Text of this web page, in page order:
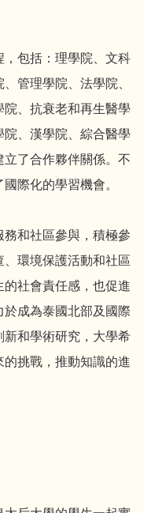
，包括：理學院、文科
管理學院、法學院、
、抗衰老和再生醫學
、漢學院、綜合醫學
了合作夥伴關係。不
際化的學習機會。
和社區參與，積極參
環境保護活動和社區
社會責任感，也促進
成為泰國北部及國際
新和學術研究，大學希
挑戰，推動知識的進